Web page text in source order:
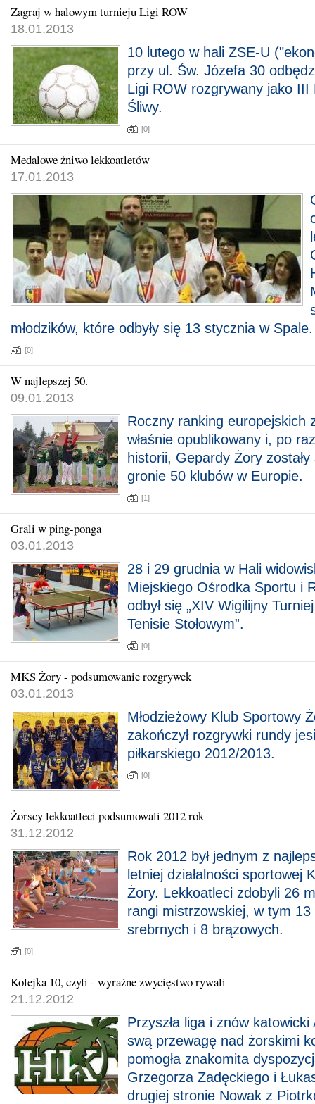
Zagraj w halowym turnieju Ligi ROW
18.01.2013
10 lutego w hali ZSE-U
przy ul. Św. Józefa 30
Ligi ROW rozgrywany jako III
Śliwy.
[0]
Medalowe żniwo lekkoatletów
17.01.2013
młodzików, które odbyły się 13 stycznia w Spale.
[0]
W najlepszej 50.
09.01.2013
Roczny ranking europejskich
właśnie opublikowany i, po
historii, Gepardy Żory
gronie 50 klubów w Europie.
[1]
Grali w ping-ponga
03.01.2013
28 i 29 grudnia w Hali
Miejskiego Ośrodka Sportu i
odbył się „XIV Wigilijny
Tenisie Stołowym”.
[0]
MKS Żory - podsumowanie rozgrywek
03.01.2013
Młodzieżowy Klub Sportowy
zakończył rozgrywki rundy
piłkarskiego 2012/2013.
[0]
Żorscy lekkoatleci podsumowali 2012 rok
31.12.2012
Rok 2012 był jednym z
letniej działalności sportowej
Żory. Lekkoatleci zdobyli 26
rangi mistrzowskiej, w tym 13
srebrnych i 8 brązowych.
[0]
Kolejka 10, czyli - wyraźne zwycięstwo rywali
21.12.2012
Przyszła liga i znów katowicki
swą przewagę nad żorskimi
pomogła znakomita
Grzegorza Zadęckiego i
drugiej stronie Nowak z